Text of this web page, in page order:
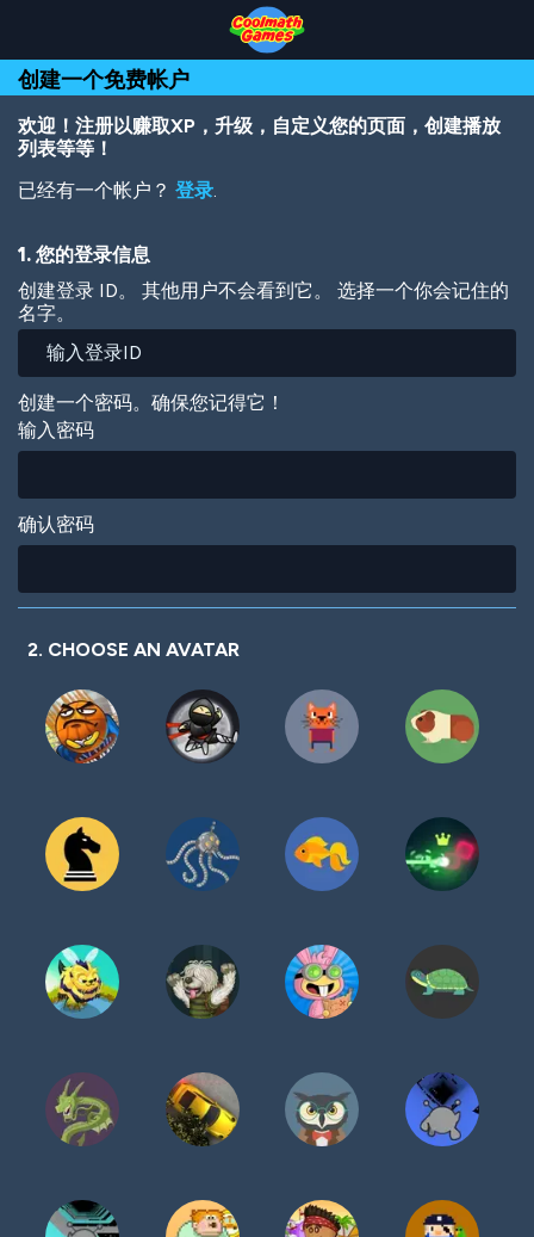
Top
of
Page
Navigation
Main
Content
Footer
到
主
要
内
容
创建一个免费帐户
欢迎！注册以赚取XP，升级，自定义您的页面，创建播放
列表等等！
已经有一个帐户？ 登录.
1. 您的登录信息
创建登录 ID。 其他用户不会看到它。 选择一个你会记住的
名字。
创建一个密码。确保您记得它！
输入密码
确认密码
2. CHOOSE AN AVATAR